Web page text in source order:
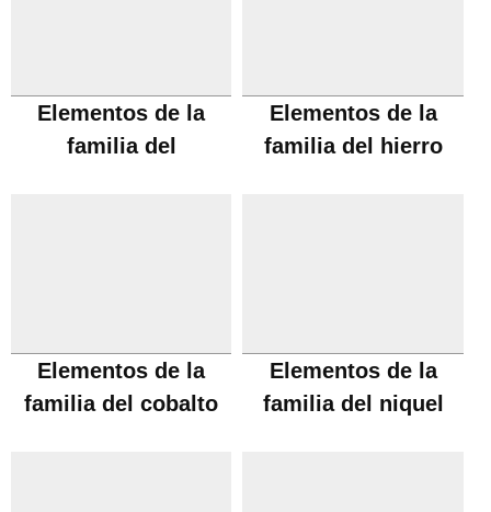
Elementos de la
familia del
Elementos de la
familia del hierro
Elementos de la
familia del cobalto
Elementos de la
familia del niquel